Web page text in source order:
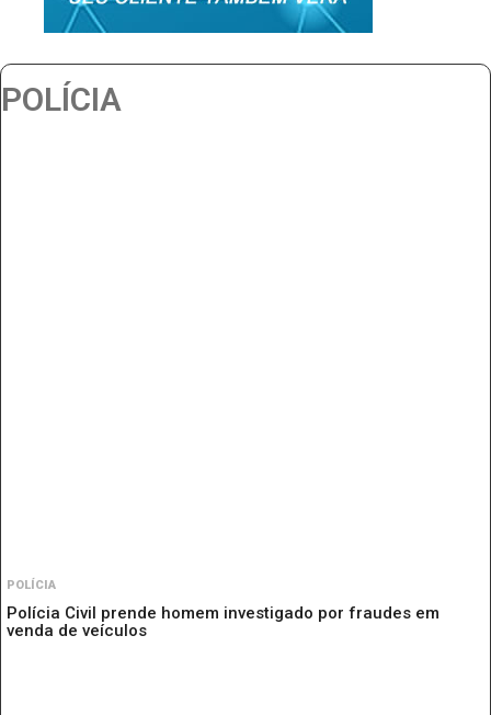
POLÍCIA
POLÍCIA
Polícia Civil prende homem investigado por fraudes em
venda de veículos